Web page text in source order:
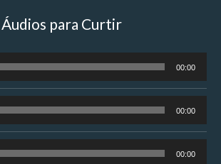
Áudios para Curtir
00:00
00:00
00:00